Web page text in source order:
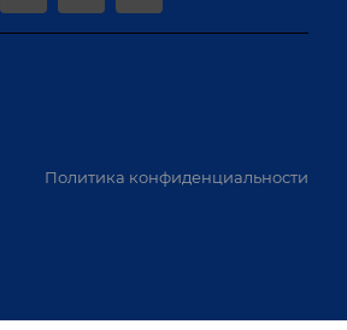
Политика конфиденциальности